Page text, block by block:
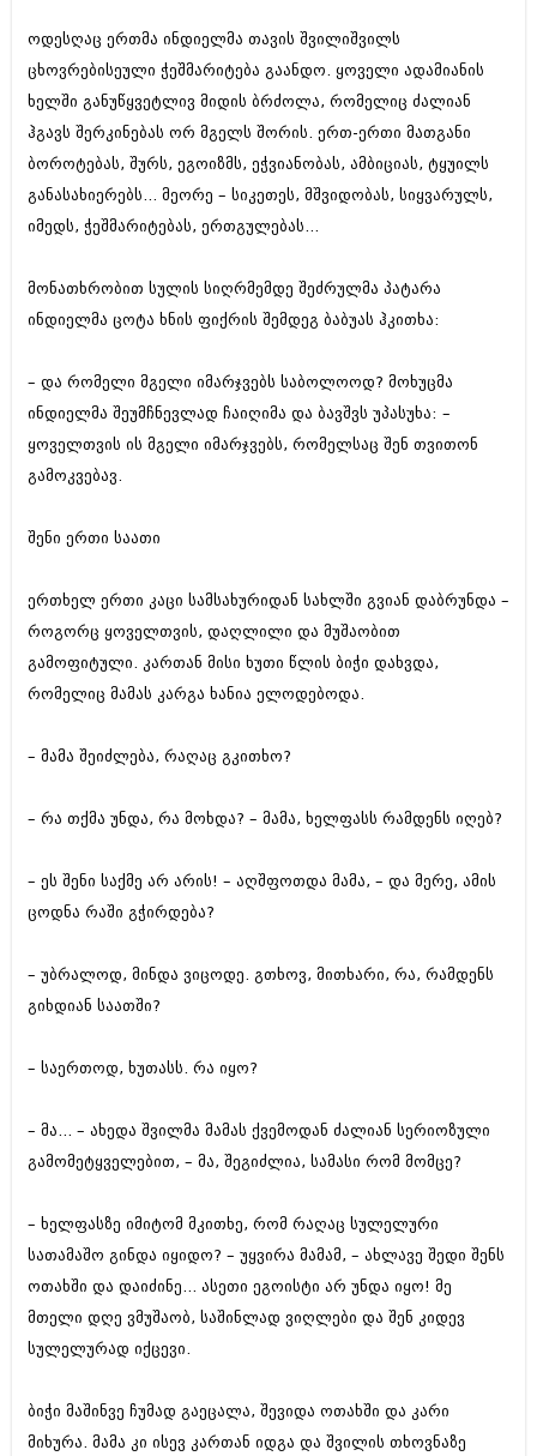
ავტორჩევები
ბელადები
ბიზნესსიახლეები
გვარები
იუმორი
კალეიდოსკოპი
ჰოროსკოპი და შეუცნობელი
კრიმინალი
რომანი და დეტექტივი
შოუბიზნესი
დაიჯესტი
ქალი და მამაკაცი
ისტორია
არქივი
აგვისტო 2018 (162)
ივლისი 2018 (223)
აპრილი 2018 (194)
მარტი 2018 (256)
დეკემბერი 2017 (243)
ოქტომბერი 2017 (231)
აგვისტო 2017 (212)
ივნისი 2017 (265)
აპრილი 2017 (220)
მარტი 2017 (212)
თებერვალი 2017 (205)
იანვარი 2017 (246)
დეკემბერი 2016 (207)
ოქტომბერი 2016 (257)
სექტემბერი 2016 (224)
გვარები
თემიდას სასწორი
იუმორი
კალეიდოსკოპი
კრიმინალი
სახალისო ამბები
შოუბიზნესი
დაიჯესტი
ქალი და მამაკაცი
სხვადასხვა
ანონსი
სექტემბერი 2020 (204)
ივლისი 2020 (204)
ოდესღაც ერთმა ინდიელმა თავის შვილიშვილს
ცხოვრებისეული ჭეშმარიტება გაანდო. ყოველი ადამიანის
ხელში განუწყვეტლივ მიდის ბრძოლა, რომელიც ძალიან
ჰგავს შერკინებას ორ მგელს შორის. ერთ-ერთი მათგანი
ბოროტებას, შურს, ეგოიზმს, ეჭვიანობას, ამბიციას, ტყუილს
განასახიერებს... მეორე – სიკეთეს, მშვიდობას, სიყვარულს,
იმედს, ჭეშმარიტებას, ერთგულებას...
მონათხრობით სულის სიღრმემდე შეძრულმა პატარა
ინდიელმა ცოტა ხნის ფიქრის შემდეგ ბაბუას ჰკითხა:
– და რომელი მგელი იმარჯვებს საბოლოოდ? მოხუცმა
ინდიელმა შეუმჩნევლად ჩაიღიმა და ბავშვს უპასუხა: –
ყოველთვის ის მგელი იმარჯვებს, რომელსაც შენ თვითონ
გამოკვებავ.
შენი ერთი საათი
ერთხელ ერთი კაცი სამსახურიდან სახლში გვიან დაბრუნდა –
როგორც ყოველთვის, დაღლილი და მუშაობით
გამოფიტული. კართან მისი ხუთი წლის ბიჭი დახვდა,
რომელიც მამას კარგა ხანია ელოდებოდა.
– მამა შეიძლება, რაღაც გკითხო?
– რა თქმა უნდა, რა მოხდა? – მამა, ხელფასს რამდენს იღებ?
– ეს შენი საქმე არ არის! – აღშფოთდა მამა, – და მერე, ამის
ცოდნა რაში გჭირდება?
– უბრალოდ, მინდა ვიცოდე. გთხოვ, მითხარი, რა, რამდენს
გიხდიან საათში?
– საერთოდ, ხუთასს. რა იყო?
– მა... – ახედა შვილმა მამას ქვემოდან ძალიან სერიოზული
გამომეტყველებით, – მა, შეგიძლია, სამასი რომ მომცე?
– ხელფასზე იმიტომ მკითხე, რომ რაღაც სულელური
სათამაშო გინდა იყიდო? – უყვირა მამამ, – ახლავე შედი შენს
ოთახში და დაიძინე... ასეთი ეგოისტი არ უნდა იყო! მე
მთელი დღე ვმუშაობ, საშინლად ვიღლები და შენ კიდევ
სულელურად იქცევი.
ბიჭი მაშინვე ჩუმად გაეცალა, შევიდა ოთახში და კარი
მიხურა. მამა კი ისევ კართან იდგა და შვილის თხოვნაზე